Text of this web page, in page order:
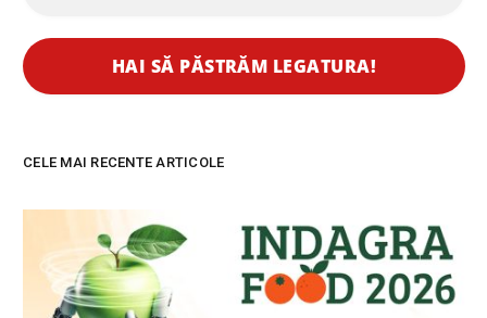
CELE MAI RECENTE ARTICOLE